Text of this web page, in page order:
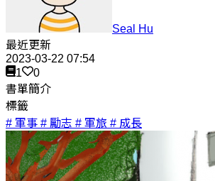
Seal Hu
最近更新
2023-03-22 07:54
1
0
書單簡介
標籤
# 軍事 # 勵志 # 軍旅 # 成長